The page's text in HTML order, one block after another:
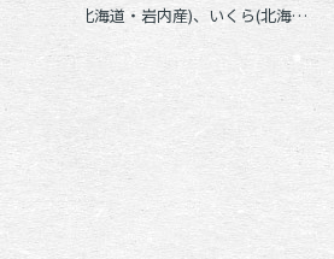
産)、助子(北海道・岩内産)、いくら(北海
・様似)、筋子(北海道・様似)、うなぎ(大井
)、まぐろ(本まぐろ・インドまぐろ)